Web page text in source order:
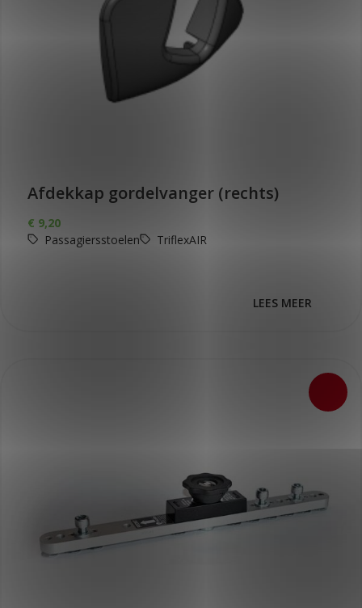
Afdekkap gordelvanger (rechts)
€ 9,20
Passagiersstoelen
TriflexAIR
LEES MEER